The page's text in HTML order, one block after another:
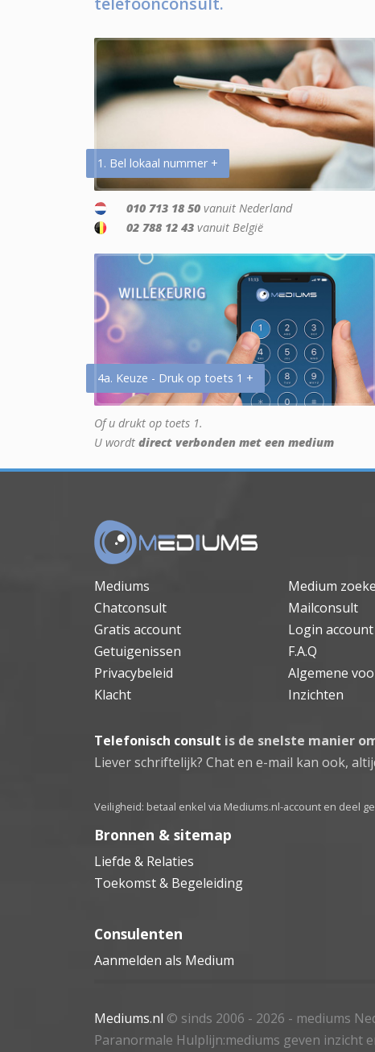
1. Bel lokaal nummer +
010 713 18 50 vanuit Nederland
02 788 12 43 vanuit België
4a. Keuze - Druk op toets 1 +
Of u drukt op toets 1.
U wordt direct verbonden met een medium
Mediums Medium
Chatconsult
Mailconsult
Gratis account
Login account
Getuigenissen
F.A.Q
Privacybeleid
Algemene
Klacht
Inzichten
Telefonisch consult is de snelste manier
Liever schriftelijk? Chat en e-mail kan ook,
Veiligheid: betaal enkel via Mediums.nl-account en deel
Bronnen & sitemap
Liefde & Relaties
Toekomst & Begeleiding
Consulenten
Aanmelden als Medium
Mediums.nl © sinds 2006 - 2026 - mediums
Paranormale Hulplijn:mediums geven inzicht